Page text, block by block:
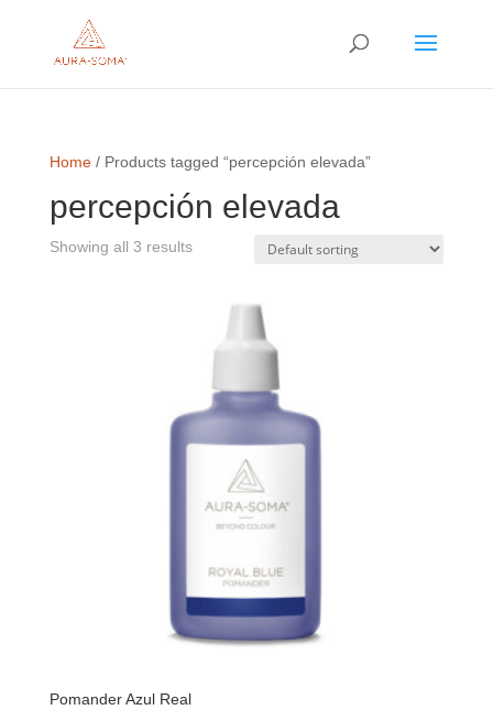
Home/ Products tagged “percepción elevada”
percepción elevada
Showing all 3 results
Pomander Azul Real